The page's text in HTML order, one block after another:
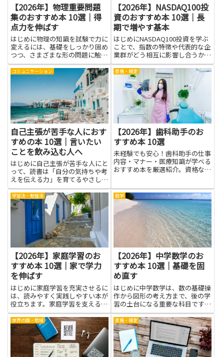
【2026年】物理重要問題
集のおすすめ本 10選｜得
点力を伸ばす
はじめに物理の知識を試験で力に
変えるには、基礎をしっかり固め
つつ、さまざまな形の問題に触れ
て解法の型を増やすことが近道で
す。この記事で伝えるのは、物理
重要問題集の中から、解説が分か
りやすく、同じテーマの問題がま
とまっている本の魅力です。難
易...
【2026年】NASDAQ100投
資のおすすめ本 10選｜長
期で増やす基本
はじめにNASDAQ100投資を学ぶ
ことで、指数の特徴や代表的な企
業群がどう相互に影響し合うかが
理解できます。基礎を押さえる
と、値動きの背景が読みやすくな
り、長期で増やす基本に沿った運
用がしやすくなります。本から得
られる知識は、投資判断の根...
コミュニケーション
自己主張が苦手な人におす
すめの本 10選｜言いたい
ことを飲み込む人へ
はじめに自己主張が苦手な人にと
って、読書は「自分の気持ちや考
えを伝える力」を育てるやさしい
入口になります。自己主張のコツ
や具体的な言い回し、心の整理の
仕方を学ぶことで、言いたいこと
を飲み込む人でも少しずつ表現し
やすくなります。何を言えばよ
資格・検定
【2026年】歯科助手のお
すすめ本 10選
未経験でも安心！歯科助手の仕事
内容・マナー・医療知識が学べる
おすすめ本を厳選紹介。資格なし
学習法・勉強法
【2026年】家庭学習のお
すすめ本 10選｜家で学力
を伸ばす
はじめに家庭学習を充実させるに
は、読みやすく実践しやすい本が
役立ちます。家庭学習を支える本
を選ぶ力がつくと、自分のペース
で進められる利点を実感しやすく
なります。わかりやすい説明のお
かげで、算数や国語のコツを理解
しやすく、苦手意識を減らす手
助...
数学
【2026年】中学数学のお
すすめ本 10選｜基礎を固
め直す
はじめに中学数学は、数の基礎操
作から図形の考え方まで、後の学
習の土台になる重要な科目です。
この記事で紹介する本は、基礎を
固め直す力を育て、授業の理解を
深める助けになります。丁寧な解
説と段階的な説明の組み合わせを
通じて、計算のしくみや公式の
意...
世界の国・地域 資格・検定